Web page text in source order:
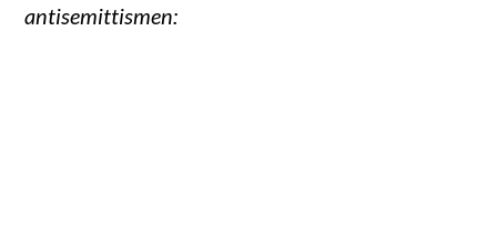
antisemittismen: